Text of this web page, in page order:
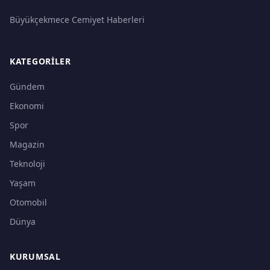
Büyükçekmece Cemiyet Haberleri
KATEGORILER
Gündem
Ekonomi
Spor
Magazin
Teknoloji
Yaşam
Otomobil
Dünya
KURUMSAL